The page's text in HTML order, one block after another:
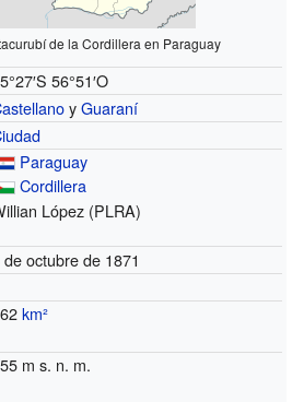
de la Cordillera en Paraguay
56°51′O
yGuaraní
Paraguay
Cordillera
López (PLRA)
de octubre de 1871
km²
m s. n. m.